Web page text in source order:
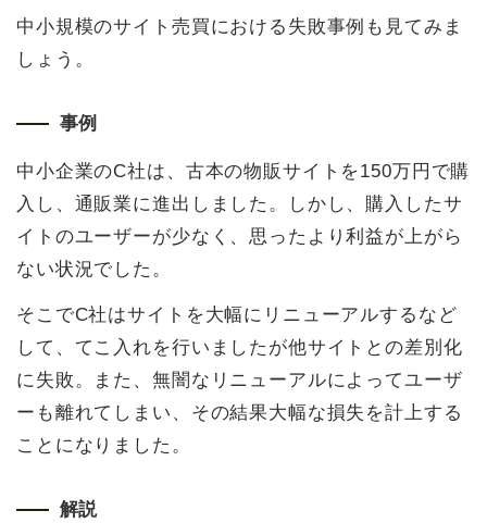
中小規模のサイト売買における失敗事例も見てみま
しょう。
事例
中小企業のC社は、古本の物販サイトを150万円で購
入し、通販業に進出しました。しかし、購入したサ
イトのユーザーが少なく、思ったより利益が上がら
ない状況でした。
そこでC社はサイトを大幅にリニューアルするなど
して、てこ入れを行いましたが他サイトとの差別化
に失敗。また、無闇なリニューアルによってユーザ
ーも離れてしまい、その結果大幅な損失を計上する
ことになりました。
解説